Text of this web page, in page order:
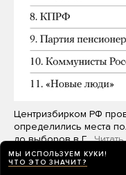
Центризбирком РФ
определились места
до выборов в Г…
МЫ ИСПОЛЬЗУЕМ КУКИ!
ЧТО ЭТО ЗНАЧИТ?